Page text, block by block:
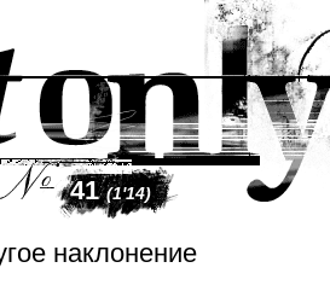
41(1'14)
наклонение